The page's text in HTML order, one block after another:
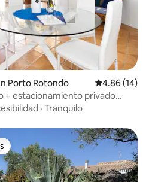
Porto Rotondo Calificación
4.86 (14)
+ estacionamiento privado
· Tranquilo